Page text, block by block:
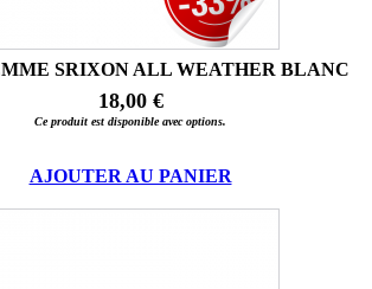
SRIXON ALL WEATHER BLANC
18,00 €
Ce produit est disponible avec options.
AJOUTER AU PANIER